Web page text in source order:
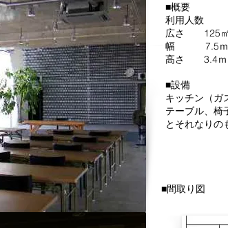
■概要
利用人数
広さ 125㎡
幅 7.5ｍ×
高さ 3.4ｍ
■設備
キッチン（ガ
テーブル、椅
とそれなりの
■間取り図